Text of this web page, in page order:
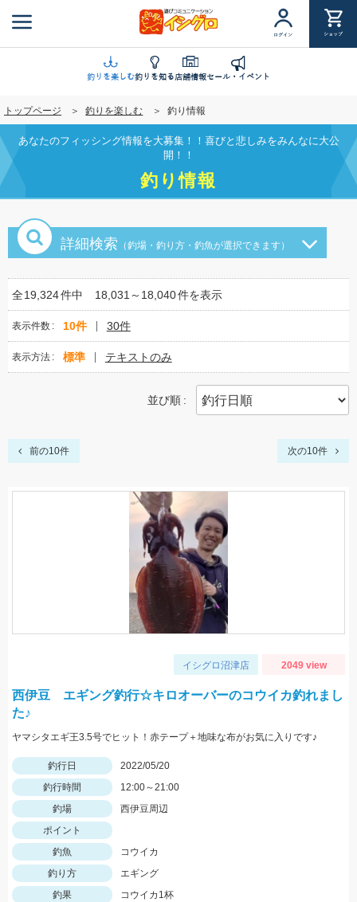
ン
に
移
動
ログイン ショップ
釣りを楽しむ釣りを知る店舗情報セール・イベント
トップページ 釣りを楽しむ 釣り情報
あなたのフィッシング情報を大募集！！喜びと悲しみをみんなに大公
開！！
釣り情報
詳細検索 （釣場・釣り方・釣魚が選択できます）
全19,324件中 18,031～18,040件を表示
表示件数 10件 30件
表示方法 標準 テキストのみ
並び順
前の10件 次の10件
イシグロ沼津店 2049 view
西伊豆 エギング釣行☆キロオーバーのコウイカ釣れまし
た♪
ヤマシタエギ王3.5号でヒット！赤テープ＋地味な布がお気に入りです♪
釣行日
2022/05/20
釣行時間
12:00～21:00
釣場
西伊豆周辺
ポイント
釣魚
コウイカ
釣り方
エギング
釣果
コウイカ1杯